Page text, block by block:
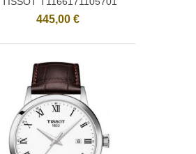
Ajouter
445,00 €